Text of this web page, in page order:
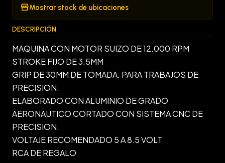
Mostrar stock de ubicaciones
DESCRIPCIÓN
MAQUINA CON MOTOR SUIZO DE 12.000 RPM
STROKE FIJO DE 3.5MM
GRIP DE 30MM DE TOMADA. PARA TRABAJOS DE
PRECISION.
ELABORADO CON ALUMINIO DE GRADO
AERONAUTICO CORTADO CON SISTEMA CNC DE
PRECISION.
VOLTAJE RECOMENDADO 5 A 8.5 VOLT
RCA DE REGALO